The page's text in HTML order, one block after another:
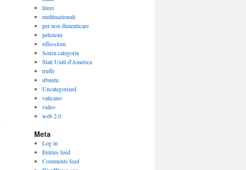
linux
multinazionali
per non dimenticare
petizioni
riflessioni
Senza categoria
Stati Uniti d'America
truffe
ubuntu
Uncategorized
vaticano
video
web 2.0
Meta
Log in
Entries feed
Comments feed